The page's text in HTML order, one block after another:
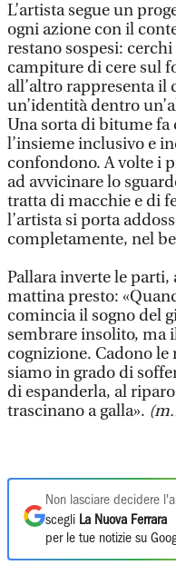
L’artista segue un
ogni azione con il
restano sospesi:
campiture di cere sul
all’altro rappresenta il
un’identità dentro
Una sorta di bitume fa
l’insieme inclusivo e
confondono. A volte i
ad avvicinare lo
tratta di macchie e di
l’artista si porta
completamente, nel
Pallara inverte le
mattina presto:
comincia il sogno del
sembrare insolito, ma
cognizione. Cadono
siamo in grado di
di espanderla, al
trascinano a galla».
Non lasciare decidere
scegli La Nuova Ferrara
per le tue notizie su